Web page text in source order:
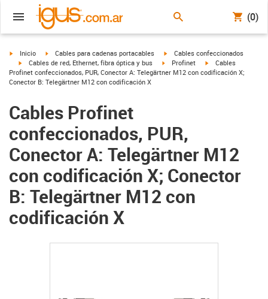
(0)
igus-icon-arrow-right
Inicio igus-icon-arrow-right
Cables para cadenas portacables igus-icon-arrow-right
Cables confeccionados
igus-icon-arrow-right
Cables de red, Ethernet, fibra óptica y bus igus-icon-arrow-right
Profinet igus-icon-arrow-
Cables
Profinet confeccionados, PUR, Conector A: Telegärtner M12 con codificación X;
Conector B: Telegärtner M12 con codificación X
Cables Profinet
confeccionados, PUR,
Conector A: Telegärtner M12
con codificación X; Conector
B: Telegärtner M12 con
codificación X